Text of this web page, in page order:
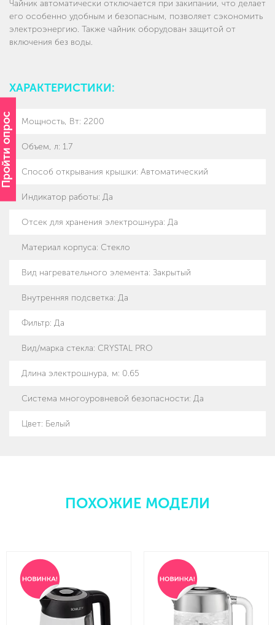
Пройти опрос
Чайник автоматически отключается при закипании, что делает
его особенно удобным и безопасным, позволяет сэкономить
электроэнергию. Также чайник оборудован защитой от
включения без воды.
ХАРАКТЕРИСТИКИ:
Мощность, Вт: 2200
Объем, л: 1.7
Способ открывания крышки: Автоматический
Индикатор работы: Да
Отсек для хранения электрошнура: Да
Материал корпуса: Стекло
Вид нагревательного элемента: Закрытый
Внутренняя подсветка: Да
Фильтр: Да
Вид/марка стекла: CRYSTAL PRO
Длина электрошнура, м: 0.65
Система многоуровневой безопасности: Да
Цвет: Белый
ПОХОЖИЕ МОДЕЛИ